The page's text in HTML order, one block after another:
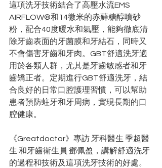
這項洗牙技術結合了高壓水流EMS
AIRFLOW®️和14微米的赤蘚糖醇噴砂
粉，配合40度暖水和氣壓，能夠徹底清
除牙齒表面的牙菌膜和牙結石，同時又
不會傷害牙齒和牙肉。GBT舒適洗牙適
用於各類人群，尤其是牙齒敏感者和牙
齒矯正者。定期進行GBT舒適洗牙，結
合良好的日常口腔護理習慣，可以幫助
患者預防蛀牙和牙周病，實現長期的口
腔健康。
《Greatdoctor》專訪 牙科醫生 季超醫
生 和牙齒衛生員 鄧佩盈，講解舒適洗牙
的過程和技術及這項洗牙技術的好處。